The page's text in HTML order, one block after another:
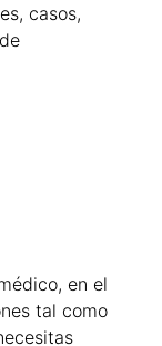
casos,
en el
tal como